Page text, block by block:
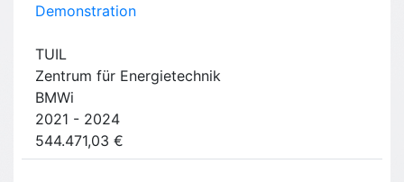
Demonstration
TUIL
Zentrum für Energietechnik
BMWi
2021 - 2024
544.471,03 €